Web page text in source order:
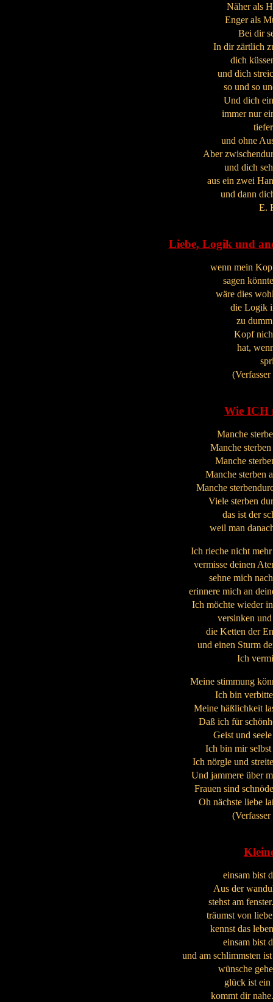
Näher als
Enger als
Bei dir
In dir zärtlich
dich
und dich
so und so
Und dich
immer nur
und ohne
Aber
und dich
aus ein zwei
und dann
E.
Liebe, Logik und
wenn mein
sagen
wäre dies
die Logik
zu
Kopf
hat,
Wie ICH
Manche
Manche
Manche
Manche sterben
Manche
Viele sterben
das ist der
weil man
Ich rieche nicht
vermisse deinen
sehne mich
erinnere mich an
Ich möchte wieder
versinken
die Ketten der
und einen Sturm
Ich
Meine stimmung
Ich bin
Meine häßlichkeit
Daß ich für
Geist und
Ich bin mir
Ich nörgle und
Und jammere über
Frauen sind
Oh nächste liebe
einsam bist
Aus der
stehst am
träumst von
kennst das
einsam bist
und am schlimmsten
wünsche
glück ist
kommt dir